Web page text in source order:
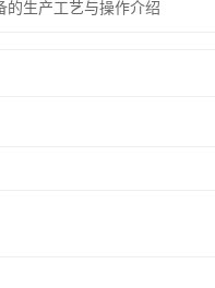
的生产工艺与操作介绍